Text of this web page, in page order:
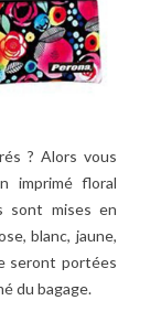
? Alors vous
imprimé floral
sont mises en
blanc, jaune,
seront portées
du bagage.